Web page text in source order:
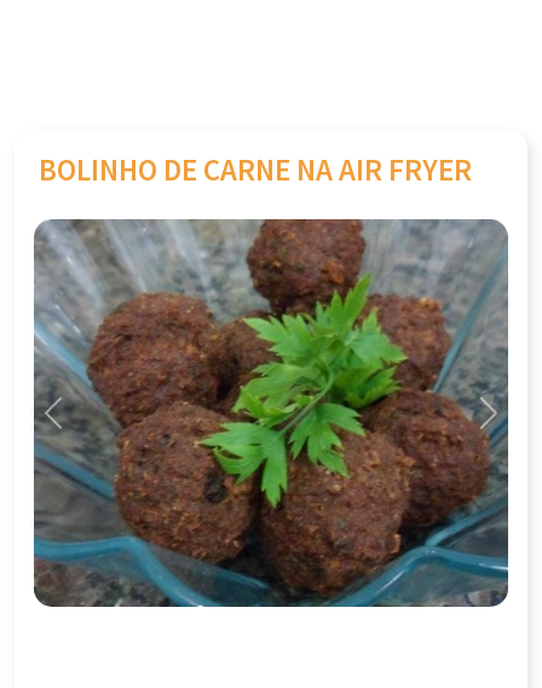
BOLINHO DE CARNE NA AIR FRYER
Previous Next